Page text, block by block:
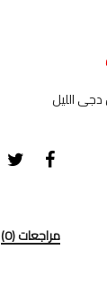
الليل
مراجعات (0)